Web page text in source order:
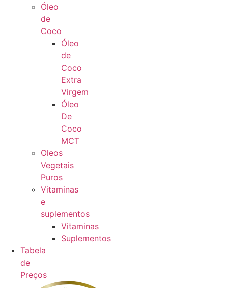
Óleo
de
Coco
Óleo
de
Coco
Extra
Virgem
Óleo
De
Coco
MCT
Oleos
Vegetais
Puros
Vitaminas
e
suplementos
Vitaminas
Suplementos
Tabela
de
Preços